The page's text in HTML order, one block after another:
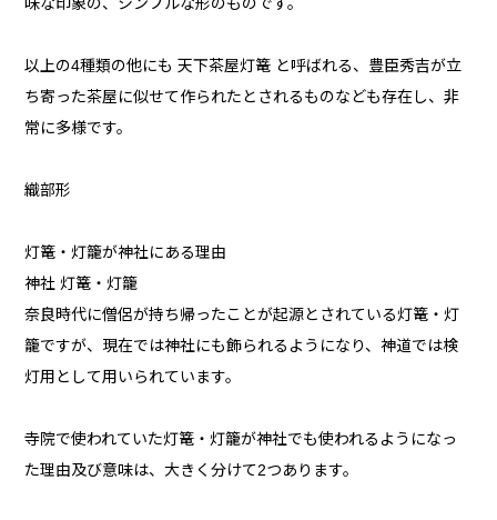
味な印象の、シンプルな形のものです。
以上の4種類の他にも 天下茶屋灯篭 と呼ばれる、豊臣秀吉が立
ち寄った茶屋に似せて作られたとされるものなども存在し、非
常に多様です。
織部形
灯篭・灯籠が神社にある理由
神社 灯篭・灯籠
奈良時代に僧侶が持ち帰ったことが起源とされている灯篭・灯
籠ですが、現在では神社にも飾られるようになり、神道では検
灯用として用いられています。
寺院で使われていた灯篭・灯籠が神社でも使われるようになっ
た理由及び意味は、大きく分けて2つあります。